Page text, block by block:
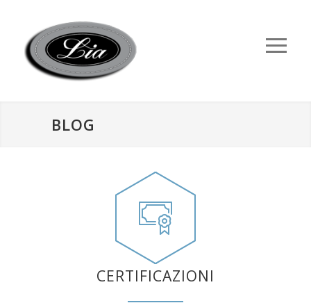
BLOG
CERTIFICAZIONI